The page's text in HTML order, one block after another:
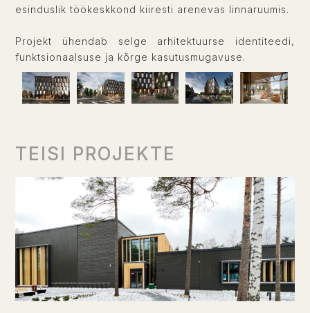
esinduslik töökeskkond kiiresti arenevas linnaruumis.
Projekt ühendab selge arhitektuurse identiteedi,
funktsionaalsuse ja kõrge kasutusmugavuse.